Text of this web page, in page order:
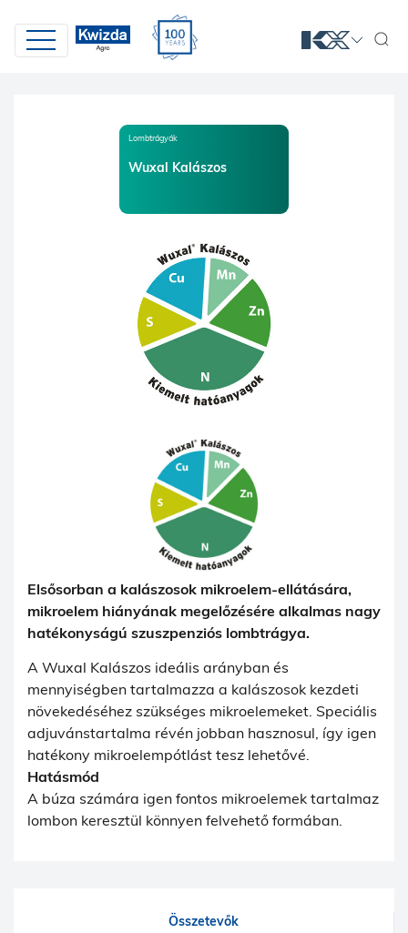
Lombtrágyák
Wuxal Kalászos
Elsősorban a kalászosok mikroelem-ellátására,
mikroelem hiányának megelőzésére alkalmas nagy
hatékonyságú szuszpenziós lombtrágya.
A Wuxal Kalászos ideális arányban és
mennyiségben tartalmazza a kalászosok kezdeti
növekedéséhez szükséges mikroelemeket. Speciális
adjuvánstartalma révén jobban hasznosul, így igen
hatékony mikroelempótlást tesz lehetővé.
Hatásmód
A búza számára igen fontos mikroelemek tartalmaz
lombon keresztül könnyen felvehető formában.
Összetevők